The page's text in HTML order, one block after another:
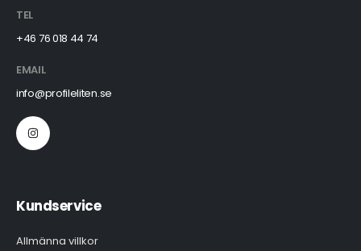
TEL
+46 76 018 44 74
EMAIL
info@profileliten.se
Kundservice
Allmänna villkor